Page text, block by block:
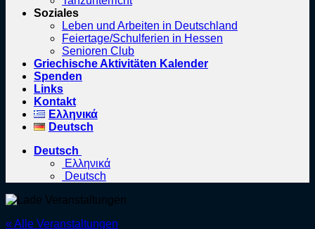
Soziales
Leben und Arbeiten in Deutschland
Feiertage/Schulferien in Hessen
Senioren Club
Griechische Aktivitäten Kalender
Spenden
Links
Kontakt
Ελληνικά
Deutsch
Deutsch
Ελληνικά
Deutsch
« Alle Veranstaltungen